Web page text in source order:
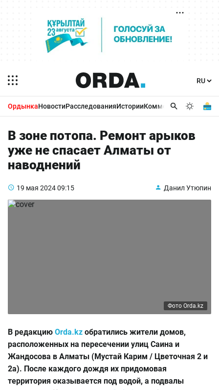
ОрдынкаНовостиРасследованияИсторииКомментарииБизнес
В зоне потопа. Ремонт арыков
уже не спасает Алматы от
наводнений
19 мая 202409:15 Данил Утюпин
Фото Orda.kz
В редакцию Orda.kz обратились жители домов,
расположенных на пересечении улиц Саина и
Жандосова в Алматы (Мустай Карим / Цветочная 2 и
2а). После каждого дождя их придомовая
территория оказывается под водой, а подвалы